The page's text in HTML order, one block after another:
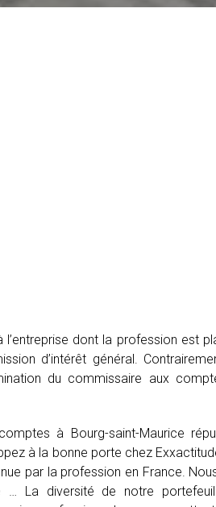
dont la profession est
d’intérêt général.
du commissaire aux
à Bourg-saint-Maurice
à la bonne porte chez
par la profession en France.
… La diversité de notre